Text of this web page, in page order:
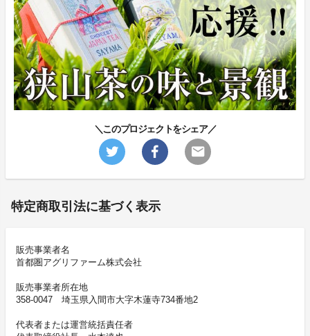
＼このプロジェクトをシェア／
特定商取引法に基づく表示
販売事業者名
首都圏アグリファーム株式会社
販売事業者所在地
358-0047 埼玉県入間市大字木蓮寺734番地2
代表者または運営統括責任者